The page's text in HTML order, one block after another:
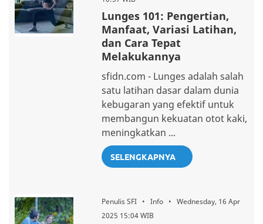
Lunges 101: Pengertian,
Manfaat, Variasi Latihan,
dan Cara Tepat
Melakukannya
sfidn.com - Lunges adalah salah
satu latihan dasar dalam dunia
kebugaran yang efektif untuk
membangun kekuatan otot kaki,
meningkatkan ...
SELENGKAPNYA
Penulis SFI • Info • Wednesday, 16 Apr
2025 15:04 WIB